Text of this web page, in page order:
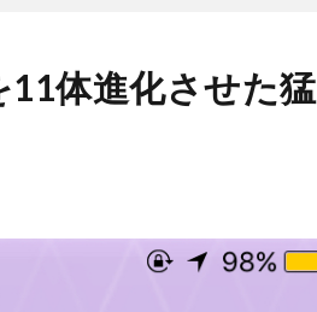
11体進化させた猛